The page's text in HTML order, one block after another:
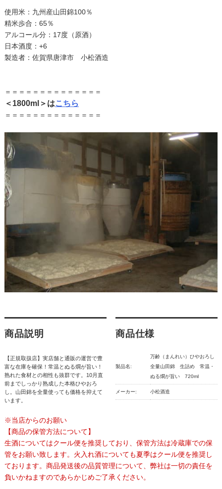
使用米：九州産山田錦100％
精米歩合：65％
アルコール分：17度（原酒）
日本酒度：+6
製造者：佐賀県唐津市 小松酒造
＝＝＝＝＝＝＝＝＝＝＝＝＝＝
＜1800ml＞はこちら
＝＝＝＝＝＝＝＝＝＝＝＝＝＝
商品説明
【正規取扱店】実店舗と通販の運営で豊
富な在庫を確保！常温とぬる燗が旨い！
熟れた食材との相性も抜群です。10月直
前までしっかり熟成した本格ひやおろ
し。山田錦を全量使っても価格を抑えて
います。
商品仕様
製品名:
万齢（まんれい）ひやおろし
全量山田錦 生詰め 常温・
ぬる燗が旨い 720ml
メーカー: 小松酒造
※当店からのお願い
【商品の保管方法について】
生酒についてはクール便を推奨しており、保管方法は冷蔵庫での保
管をお願い致します。火入れ酒についても夏季はクール便を推奨し
ております。商品発送後の品質管理について、弊社は一切の責任を
負いかねますのであらかじめご了承ください。